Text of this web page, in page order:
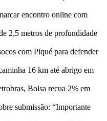
encontro online com
2,5 metros de profundidade
com Piqué para defender
16 km até abrigo em
Bolsa recua 2% em
submissão: “Importante